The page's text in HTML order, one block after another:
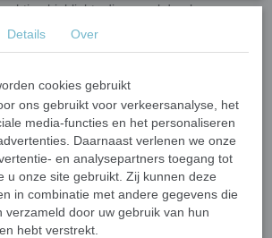
highlights die overal doorheen
toegevoegd aan het gesmolten glas om
en het uiterlijk van een halfedelsteen
varieert van kleur tot kleur en er is
leven en levendigheid verleent aan
onze goudader glassteentjes?
: UV- en vorstbestendig, perfect voor
: Eenvoudig op maat te knippen
, voor maximale flexibiliteit in ontwerp.
Details Over
cookies gebruikt
ons gebruikt voor verkeersanalyse, het
media-functies en het personaliseren
Daarnaast verlenen we onze
en analysepartners toegang tot
u onze site gebruikt. Zij kunnen deze
in combinatie met andere gegevens die
verzameld door uw gebruik van hun
hebt verstrekt.